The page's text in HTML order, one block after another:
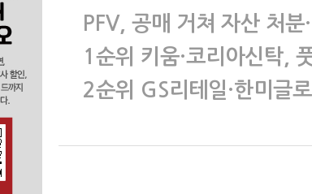
PFV, 공매 거쳐 자산 처
1순위 키움·코리아신탁,
2순위 GS리테일·한미글